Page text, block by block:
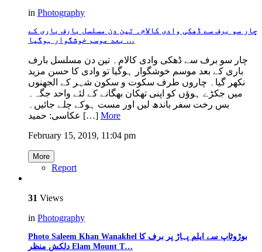
in Photography
چار سو برف سے ڈھکی وادی کالام۔ تین دن مسلسل بارف باری کے
بعد موسم خوشگوار ہوگیا …
چار سو برف سے ڈھکی وادی کالام۔ تین دن مسلسل بارف
باری کے بعد موسم خوشگوار ہوگیا تو وادی کا حسن مزید
نکھر گیا۔ چاروں طرف سکوت و سکون شہر کے الجھنوں
میں جکڑے ہوؤں کو اپنی تھکان بھگانے کے لئے واحد جگہ۔
بس رخت سفر باندھ لیں اور مست ہوکے چلے جائیں۔
عکاسی: حمید […] More
February 15, 2019, 11:04 pm
More
Report
31 Views
in Photography
Photo Saleem Khan Wanakhel بوڑوٹاپ سے ایلم پہاڑ پر برف کا
دلکش منظر Elam Mount T…